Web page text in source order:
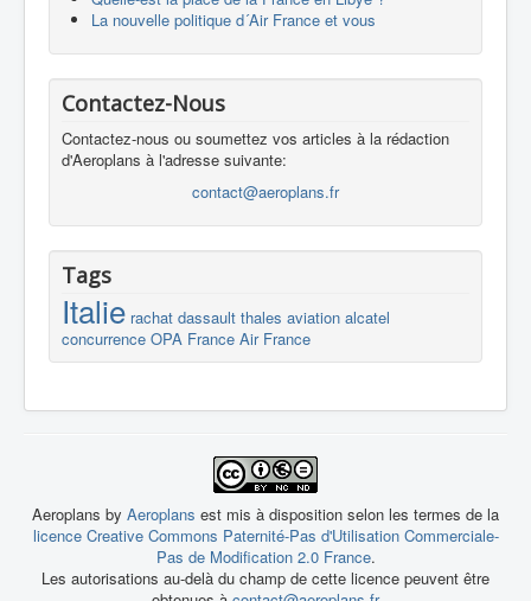
La nouvelle politique d´Air France et vous
Contactez-Nous
Contactez-nous ou soumettez vos articles à la rédaction
d'Aeroplans à l'adresse suivante:
contact@aeroplans.fr
Tags
Italie rachat dassault thales aviation alcatel
concurrence OPA France Air France
Aeroplans by Aeroplans est mis à disposition selon les termes de la
licence Creative Commons Paternité-Pas d'Utilisation Commerciale-
Pas de Modification 2.0 France.
Les autorisations au-delà du champ de cette licence peuvent être